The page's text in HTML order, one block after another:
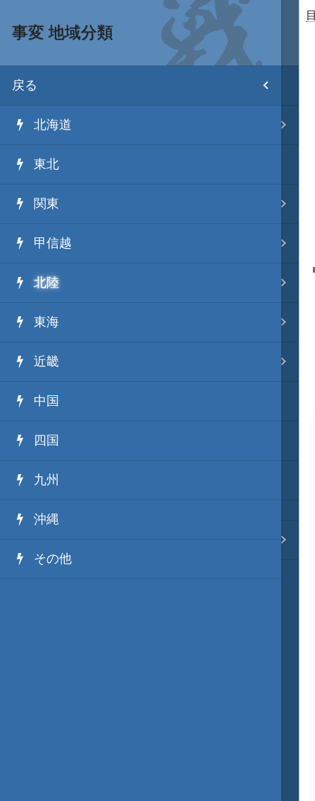
目次
武将 読み一覧
姫 読み一覧
家宝 分類一覧
城 地域分類
合戦 地域分類
事変 地域分類
事変 地域分類
戻る
北海道
東北
関東
甲信越
北陸
東海
近畿
中国
四国
九州
沖縄
その他
逸話 分類一覧
戦国ニュース
寺社・城・庭園ニュース
信長の野望ニュース